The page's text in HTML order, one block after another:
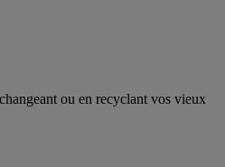
ou en recyclant vos vieux